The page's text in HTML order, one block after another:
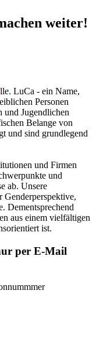
weiter!
lle. LuCa - ein Name,
Personen
und Jugendlichen
Belange von
und sind grundlegend
und Firmen
und
ab. Unsere
Genderperspektive,
Dementsprechend
aus einem vielfältigen
ist.
per E-Mail